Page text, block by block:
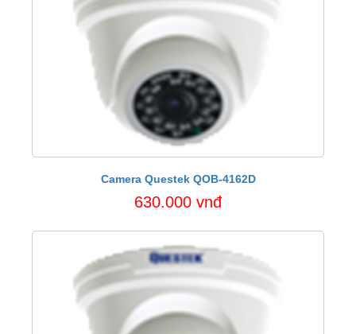
Camera Questek QOB-4162D
630.000 vnđ